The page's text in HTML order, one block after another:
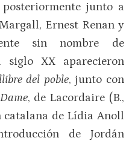
junto a
Ernest Renan y
sin nombre de
XX aparecieron
del poble, junto con
, de Lacordaire (B.,
catalana de Lídia Anoll
de Jordán